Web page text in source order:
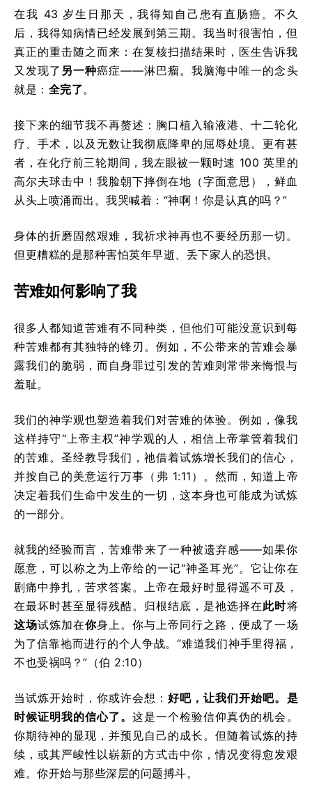
在我 43 岁生日那天，我得知自己患有直肠癌。不久
后，我得知病情已经发展到第三期。我当时很害怕，但
真正的重击随之而来：在复核扫描结果时，医生告诉我
又发现了 另一种癌症——淋巴瘤。我脑海中唯一的念头
就是： 全完了。
接下来的细节我不再赘述：胸口植入输液港、十二轮化
疗、手术，以及无数让我彻底降卑的屈辱处境。更有甚
者，在化疗前三轮期间，我左眼被一颗时速 100 英里的
高尔夫球击中！我脸朝下摔倒在地（字面意思），鲜血
从头上喷涌而出。我哭喊着：“神啊！你是认真的吗？”
身体的折磨固然艰难，我祈求神再也不要经历那一切。
但更糟糕的是那种害怕英年早逝、丢下家人的恐惧。
苦难如何影响了我
很多人都知道苦难有不同种类，但他们可能没意识到每
种苦难都有其独特的锋刃。例如，不公带来的苦难会暴
露我们的脆弱，而自身罪过引发的苦难则常带来悔恨与
羞耻。
我们的神学观也塑造着我们对苦难的体验。例如，像我
这样持守“上帝主权”神学观的人，相信上帝掌管着我们
的苦难。圣经教导我们，祂借着试炼增长我们的信心，
并按自己的美意运行万事（弗 1:11）。然而，知道上帝
决定着我们生命中发生的一切，这本身也可能成为试炼
的一部分。
就我的经验而言，苦难带来了一种被遗弃感——如果你
愿意，可以称之为上帝给的一记“神圣耳光”。它让你在
剧痛中挣扎，苦求答案。上帝在最好时显得遥不可及，
在最坏时甚至显得残酷。归根结底，是祂选择在此时将
这场试炼加在你身上。你与上帝同行之路，便成了一场
为了信靠祂而进行的个人争战。“难道我们神手里得福，
不也受祸吗？”（伯 2:10）
当试炼开始时，你或许会想：好吧，让我们开始吧。是
时候证明我的信心了。这是一个检验信仰真伪的机会。
你期待神的显现，并预见自己的成长。但随着试炼的持
续，或其严峻性以崭新的方式击中你，情况变得愈发艰
难。你开始与那些深层的问题搏斗。